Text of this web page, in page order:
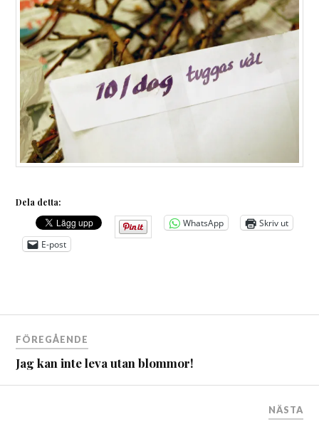
Dela detta:
WhatsApp
Skriv ut
E-post
Inläggsnavigering
FÖREGÅENDE
Jag kan inte leva utan blommor!
NÄSTA